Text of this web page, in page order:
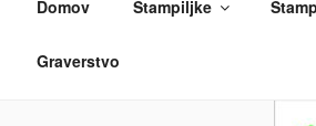
Domov Štampiljke
Graverstvo